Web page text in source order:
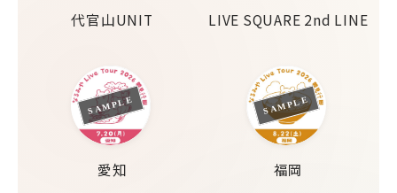
代官山UNIT
LIVE SQUARE 2nd LINE
SAMPLE
愛知
SAMPLE
福岡